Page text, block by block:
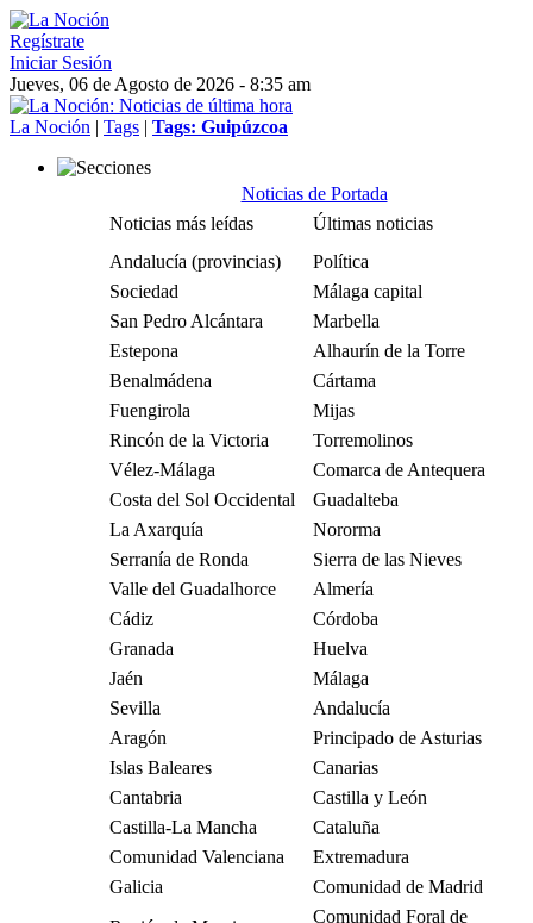
Regístrate
Iniciar Sesión
Jueves, 06 de Agosto de 2026 - 8:35 am
La Noción | Tags | Tags: Guipúzcoa
Noticias de Portada
Noticias más leídas
Últimas noticias
Andalucía (provincias)
Política
Sociedad
Málaga capital
San Pedro Alcántara
Marbella
Estepona
Alhaurín de la Torre
Benalmádena
Cártama
Fuengirola
Mijas
Rincón de la Victoria
Torremolinos
Vélez-Málaga
Comarca de Antequera
Costa del Sol Occidental
Guadalteba
La Axarquía
Nororma
Serranía de Ronda
Sierra de las Nieves
Valle del Guadalhorce
Almería
Cádiz
Córdoba
Granada
Huelva
Jaén
Málaga
Sevilla
Andalucía
Aragón
Principado de Asturias
Islas Baleares
Canarias
Cantabria
Castilla y León
Castilla-La Mancha
Cataluña
Comunidad Valenciana
Extremadura
Galicia
Comunidad de Madrid
Comunidad Foral de